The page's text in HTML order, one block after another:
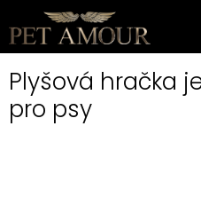
obsah
Plyšová hračka
pro psy